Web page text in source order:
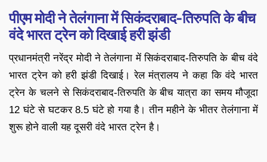
पीएम मोदी ने तेलंगाना में सिकंदराबाद-तिरुपति के बीच
वंदे भारत ट्रेन को दिखाई हरी झंडी
प्रधानमंत्री नरेंद्र मोदी ने तेलंगाना में सिकंदराबाद-तिरुपति के बीच वंदे
भारत ट्रेन को हरी झंडी दिखाई। रेल मंत्रालय ने कहा कि वंदे भारत
ट्रेन के चलने से सिकंदराबाद-तिरुपति के बीच यात्रा का समय मौजूदा
12 घंटे से घटकर 8.5 घंटे हो गया है। तीन महीने के भीतर तेलंगाना में
शुरू होने वाली यह दूसरी वंदे भारत ट्रेन है।